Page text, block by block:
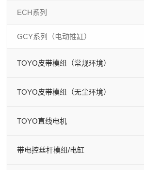
ECH系列
GCY系列（电动推缸）
TOYO皮带模组（常规环境）
TOYO皮带模组（无尘环境）
TOYO直线电机
带电控丝杆模组/电缸